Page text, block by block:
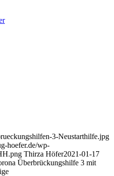
3-Neustarthilfe.jpg
hoefer.de/wp-
Thirza Höfer2021-01-17
Überbrückungshilfe 3 mit